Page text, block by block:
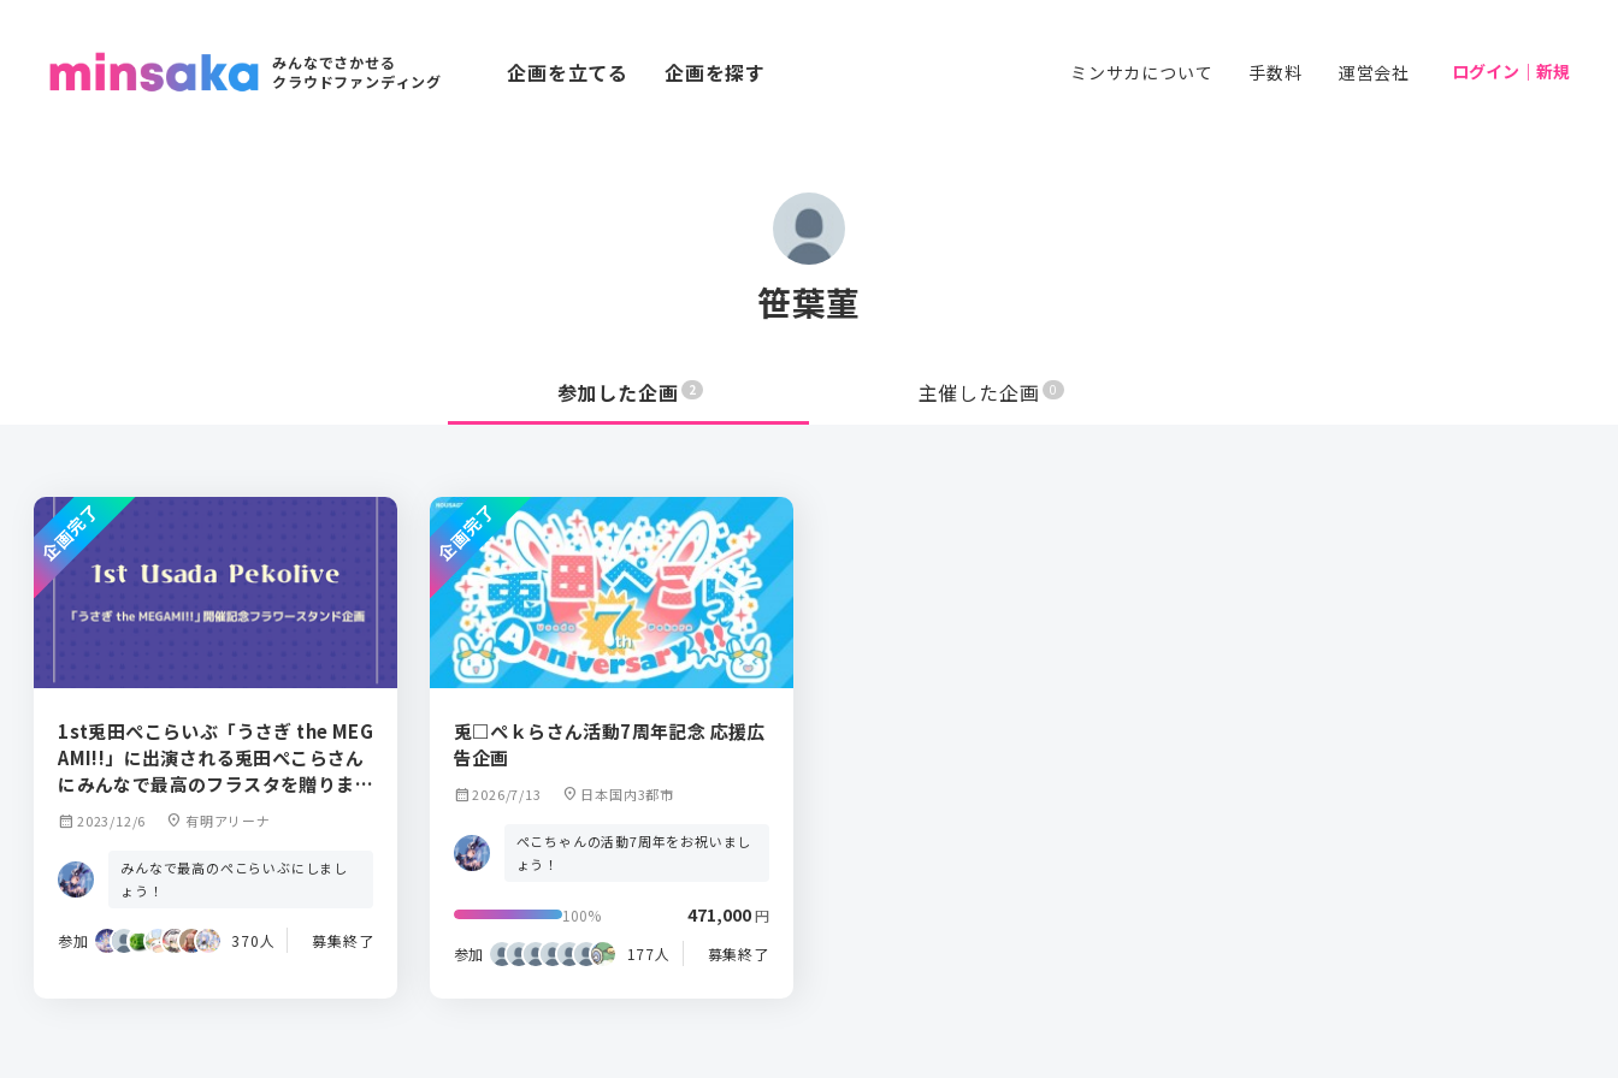
みんなでさかせる
クラウドファンディング
企画を立てる 企画を探す ミンサカについて 手数料 運営会社 ログイン｜新規
笹葉菫
参加した企画 2 主催した企画 0
1st兎田ぺこらいぶ「うさぎ the MEG
AMI!!」に出演される兎田ぺこらさん
にみんなで最高のフラスタを贈りませ
んか？
calendar_month 2023/12/6 location_on 有明アリーナ
みんなで最高のぺこらいぶにしまし
ょう！
参加 370人 募集終了
企画完了
兎□ぺｋらさん活動7周年記念 応援広
告企画
calendar_month2026/7/13 location_on 日本国内3都市
ぺこちゃんの活動7周年をお祝いまし
ょう！
100% 471,000円
参加
177人 募集終了
企画完了